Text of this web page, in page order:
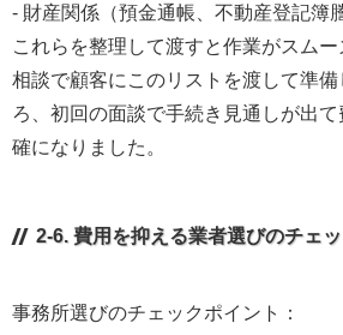
- 財産関係（預金通帳、不動産登記簿
これらを整理して渡すと作業がスム
相談で顧客にこのリストを渡して準備
ろ、初回の面談で手続き見通しが出
確になりました。
2-6. 費用を抑える業者選びのチェ
事務所選びのチェックポイント：